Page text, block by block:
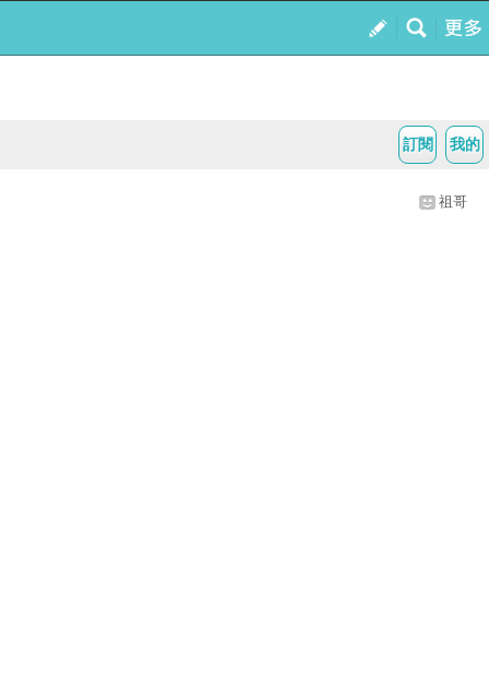
我的
訂閱
祖哥